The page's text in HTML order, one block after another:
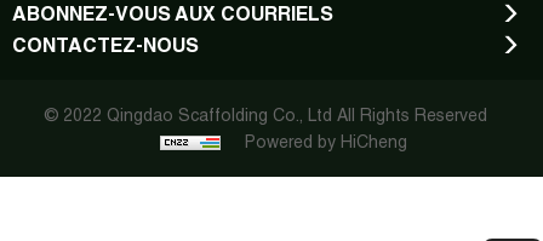
ABONNEZ-VOUS AUX COURRIELS
CONTACTEZ-NOUS
© 2022 Qingdao Scaffolding Co., Ltd All Rights Reserved
Powered by HiCheng